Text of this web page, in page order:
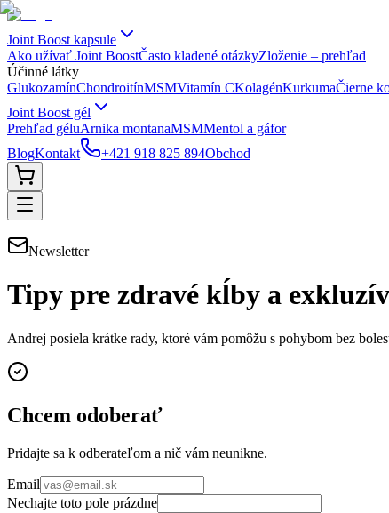
Joint Boost kapsule
Ako užívať Joint BoostČasto kladené otázkyZloženie – prehľad
Účinné látky
GlukozamínChondroitínMSMVitamín CKolagénKurkumaČierne
Joint Boost gél
Prehľad géluArnika montanaMSMMentol a gáfor
BlogKontakt +421 918 825 894Obchod
Newsletter
Tipy pre zdravé kĺby a
Andrej posiela krátke rady, ktoré vám pomôžu s pohybom bez
Chcem odoberať
Pridajte sa k odberateľom a nič vám neunikne.
Email
Nechajte toto pole prázdne